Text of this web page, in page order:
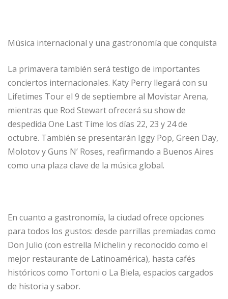
Música internacional y una gastronomía que conquista
La primavera también será testigo de importantes
conciertos internacionales. Katy Perry llegará con su
Lifetimes Tour el 9 de septiembre al Movistar Arena,
mientras que Rod Stewart ofrecerá su show de
despedida One Last Time los días 22, 23 y 24 de
octubre. También se presentarán Iggy Pop, Green Day,
Molotov y Guns N’ Roses, reafirmando a Buenos Aires
como una plaza clave de la música global.
En cuanto a gastronomía, la ciudad ofrece opciones
para todos los gustos: desde parrillas premiadas como
Don Julio (con estrella Michelin y reconocido como el
mejor restaurante de Latinoamérica), hasta cafés
históricos como Tortoni o La Biela, espacios cargados
de historia y sabor.